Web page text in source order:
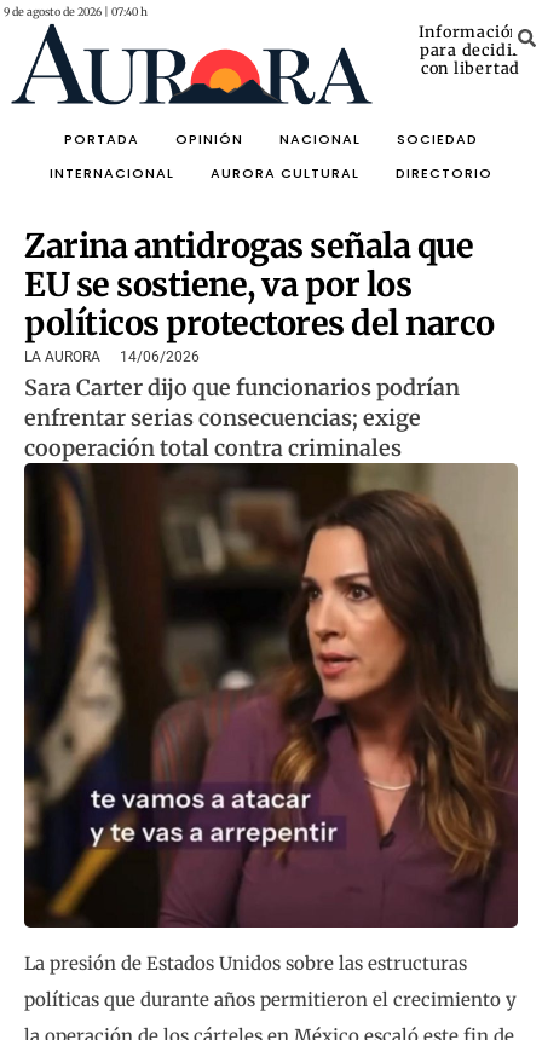
9 de agosto de 2026 | 07:41 h
Información
para decidir
con libertad
PORTADA OPINIÓN NACIONAL
SOCIEDAD
INTERNACIONAL
AURORA CULTURAL DIRECTORIO
Zarina antidrogas señala que
EU se sostiene, va por los
políticos protectores del narco
LA AURORA 14/06/2026
Sara Carter dijo que funcionarios podrían
enfrentar serias consecuencias; exige
cooperación total contra criminales
La presión de Estados Unidos sobre las estructuras
políticas que durante años permitieron el crecimiento y